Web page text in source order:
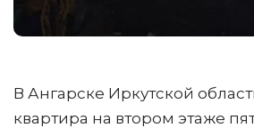
В Ангарске Иркутской
квартира на втором этаже